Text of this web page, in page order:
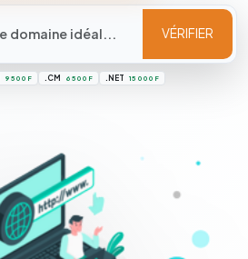
VÉRIFIER
9 500 F .CM 6 500 F .NET 15 000 F